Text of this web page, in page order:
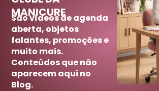
MANICURE
São vídeos de agenda
aberta, objetos
falantes, promoções e
muito mais.
Conteúdos que não
aparecem aqui no
Blog.